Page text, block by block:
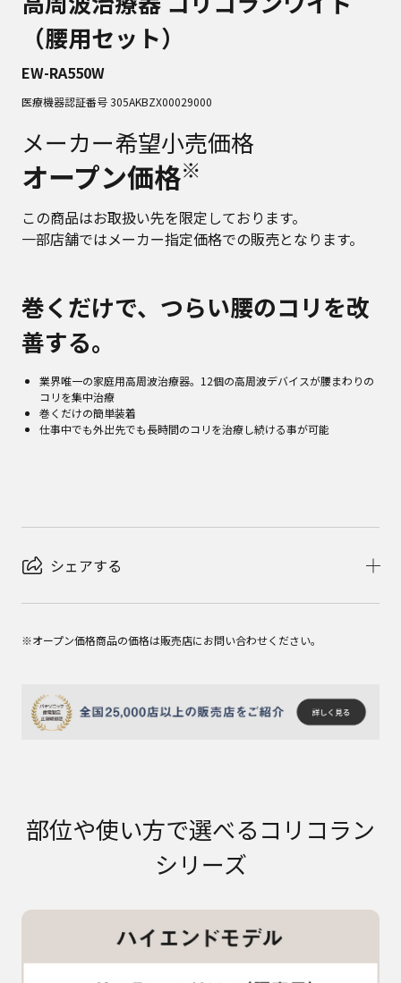
（腰用セット）
EW-RA550W
医療機器認証番号 305AKBZX00029000
メーカー希望小売価格
オープン価格※
この商品はお取扱い先を限定しております。
一部店舗ではメーカー指定価格での販売となります。
巻くだけで、つらい腰のコリを改
善する。
業界唯一の家庭用高周波治療器。12個の高周波デバイスが腰まわりの
コリを集中治療
巻くだけの簡単装着
仕事中でも外出先でも長時間のコリを治療し続ける事が可能
シェアする
※オープン価格商品の価格は販売店にお問い合わせください。
部位や使い方で選べるコリコラン
シリーズ